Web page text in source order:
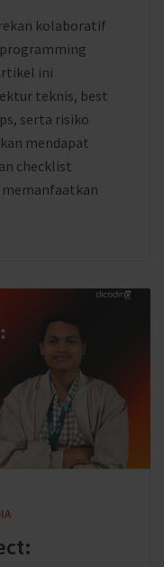
kolaboratif
ini
teknis, best
serta risiko
mendapat
checklist
memanfaatkan